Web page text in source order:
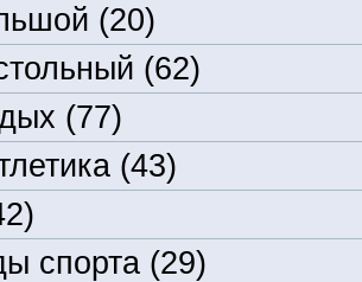
(20)
(62)
(77)
(43)
спорта (29)